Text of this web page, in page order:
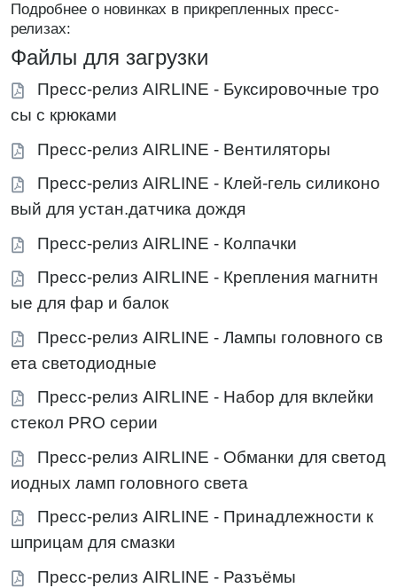
Подробнее о новинках в прикрепленных пресс-
релизах:
Файлы для загрузки
Пресс-релиз AIRLINE - Буксировочные тро
сы с крюками
Пресс-релиз AIRLINE - Вентиляторы
Пресс-релиз AIRLINE - Клей-гель силиконо
вый для устан.датчика дождя
Пресс-релиз AIRLINE - Колпачки
Пресс-релиз AIRLINE - Крепления магнитн
ые для фар и балок
Пресс-релиз AIRLINE - Лампы головного св
ета светодиодные
Пресс-релиз AIRLINE - Набор для вклейки
стекол PRO серии
Пресс-релиз AIRLINE - Обманки для светод
иодных ламп головного света
Пресс-релиз AIRLINE - Принадлежности к
шприцам для смазки
Пресс-релиз AIRLINE - Разъёмы